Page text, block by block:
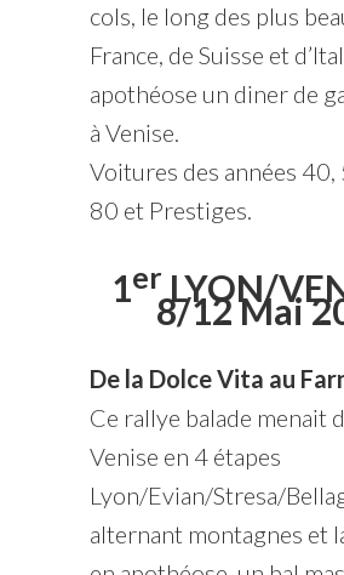
cols, le long des plus
France, de Suisse et
apothéose un diner de
à Venise.
Voitures des années 40,
80 et Prestiges.
1erLYON/
8/12 Mai
De la Dolce Vita au
Ce rallye balade menait
Venise en 4 étapes
Lyon/Evian/Stresa/
alternant montagnes et